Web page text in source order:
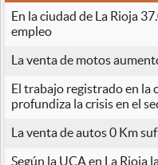
En la ciudad de La Rioja
empleo
La venta de motos
El trabajo registrado en la
profundiza la crisis en el
La venta de autos 0 Km
Según la UCA en La Rioja